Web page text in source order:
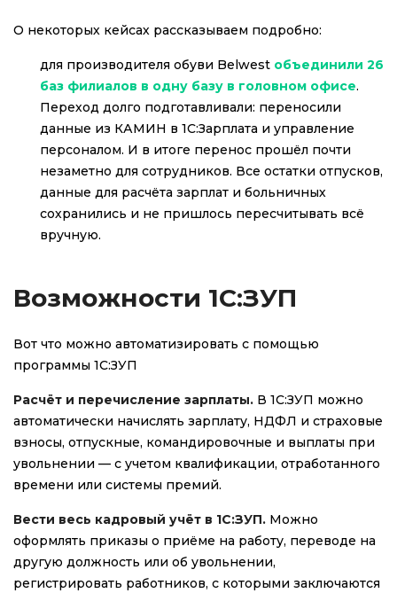
О некоторых кейсах рассказываем подробно:
для производителя обуви Belwest объединили 26
баз филиалов в одну базу в головном офисе.
Переход долго подготавливали: переносили
данные из КАМИН в 1С:Зарплата и управление
персоналом. И в итоге перенос прошёл почти
незаметно для сотрудников. Все остатки отпусков,
данные для расчёта зарплат и больничных
сохранились и не пришлось пересчитывать всё
вручную.
Возможности 1С:ЗУП
Вот что можно автоматизировать с помощью
программы 1С:ЗУП
Расчёт и перечисление зарплаты. В 1С:ЗУП можно
автоматически начислять зарплату, НДФЛ и страховые
взносы, отпускные, командировочные и выплаты при
увольнении — с учетом квалификации, отработанного
времени или системы премий.
Вести весь кадровый учёт в 1С:ЗУП. Можно
оформлять приказы о приёме на работу, переводе на
другую должность или об увольнении,
регистрировать работников, с которыми заключаются